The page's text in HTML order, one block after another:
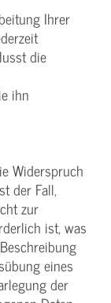
Ihrer
die
ihn
Widerspruch
der Fall,
zur
ist, was
eines
der